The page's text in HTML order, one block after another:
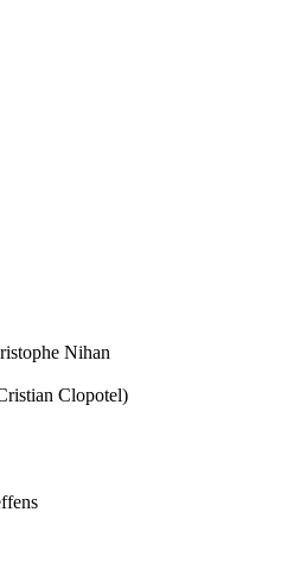
Nihan
Clopotel)